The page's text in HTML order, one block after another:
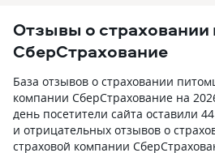
Отзывы о страховании
СберСтрахование
База отзывов о страховании
компании СберСтрахование на
день посетители сайта оставили
и отрицательных отзывов о
страховой компании